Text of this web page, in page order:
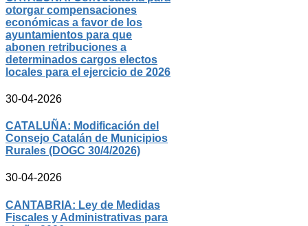
otorgar compensaciones
económicas a favor de los
ayuntamientos para que
abonen retribuciones a
determinados cargos electos
locales para el ejercicio de 2026
30-04-2026
CATALUÑA: Modificación del
Consejo Catalán de Municipios
Rurales (DOGC 30/4/2026)
30-04-2026
CANTABRIA: Ley de Medidas
Fiscales y Administrativas para